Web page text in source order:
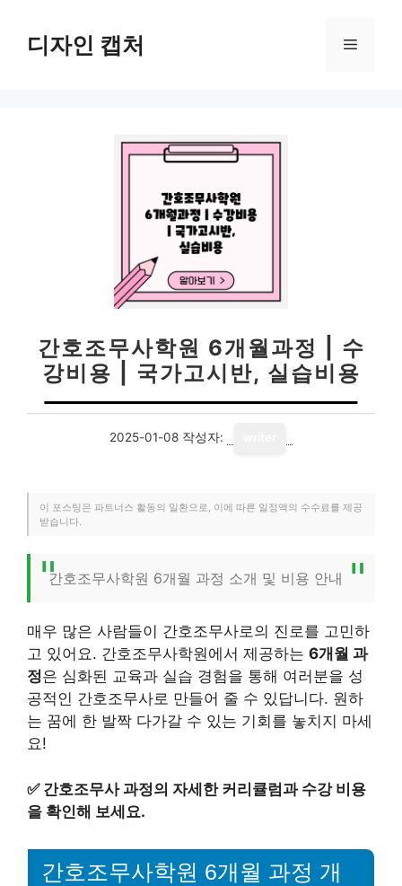
디자인 캡처 메
간호조무사학원 6개월과정 | 수
강비용 | 국가고시반, 실습비용
2025-01-08 작성자:
이 포스팅은 파트너스 활동의 일환으로, 이에 따른 일정액의 수수료를 제공
받습니다.
간호조무사학원 6개월 과정 소개 및 비용 안내
매우 많은 사람들이 간호조무사로의 진로를 고민하
고 있어요. 간호조무사학원에서 제공하는 6개월 과
정은 심화된 교육과 실습 경험을 통해 여러분을 성
공적인 간호조무사로 만들어 줄 수 있답니다. 원하
는 꿈에 한 발짝 다가갈 수 있는 기회를 놓치지 마세
요!
✅ 간호조무사 과정의 자세한 커리큘럼과 수강 비용
을 확인해 보세요.
간호조무사학원 6개월 과정 개